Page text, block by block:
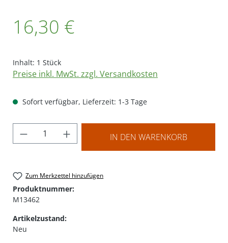
16,30 €
Inhalt: 1 Stück
Preise inkl. MwSt. zzgl. Versandkosten
Sofort verfügbar, Lieferzeit: 1-3 Tage
Produkt Anzahl: Gib den gewünschten
IN DEN WARENKORB
Zum Merkzettel hinzufügen
Produktnummer:
M13462
Artikelzustand:
Neu